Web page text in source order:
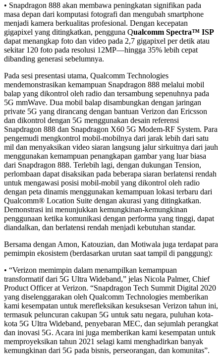
• Snapdragon 888 akan membawa peningkatan signifikan pada
masa depan dari komputasi fotografi dan mengubah smartphone
menjadi kamera berkualitas profesional. Dengan kecepatan
gigapixel yang ditingkatkan, pengguna Qualcomm Spectra™ ISP
dapat menangkap foto dan video pada 2,7 gigapixel per detik atau
sekitar 120 foto pada resolusi 12MP—hingga 35% lebih cepat
dibanding generasi sebelumnya.
Pada sesi presentasi utama, Qualcomm Technologies
mendemonstrasikan kemampuan Snapdragon 888 melalui mobil
balap yang dikontrol oleh radio dan tersambung sepenuhnya pada
5G mmWave. Dua mobil balap disambungkan dengan jaringan
private 5G yang dirancang dengan bantuan Verizon dan Ericsson
dan dikontrol dengan 5G menggunakan desain referensi
Snapdragon 888 dan Snapdragon X60 5G Modem-RF System. Para
pengemudi mengkontrol mobil-mobilnya dari jarak lebih dari satu
mil dan menyaksikan video siaran langsung jalur sirkuitnya dari jauh
menggunakan kemampuan penangkapan gambar yang luar biasa
dari Snapdragon 888. Terlebih lagi, dengan dukungan Tension,
perlombaan dapat disaksikan pada beberapa siaran berlatensi rendah
untuk mengawasi posisi mobil-mobil yang dikontrol oleh radio
dengan peta dinamis menggunakan kemampuan lokasi terbaru dari
Qualcomm® Location Suite dengan akurasi yang ditingkatkan.
Demonstrasi ini menunjukkan kemungkinan-kemungkinan
penggunaan ketika komunikasi dengan performa yang tinggi, dapat
diandalkan, dan berlatensi rendah menjadi kebutuhan standar.
Bersama dengan Amon, Katouzian, dan Motiwala juga terdapat para
pemimpin ekosistem (berdasarkan urutan saat tampil di panggung):
• “Verizon memimpin dalam menampilkan kemampuan
transformatif dari 5G Ultra Wideband,” jelas Nicola Palmer, Chief
Product Officer at Verizon. “Snapdragon Tech Summit Digital 2020
yang diselenggarakan oleh Qualcomm Technologies memberikan
kami kesempatan untuk merefleksikan kesuksesan Verizon tahun ini,
termasuk peluncuran cakupan 5G untuk satu negara, puluhan kota-
kota 5G Ultra Wideband, penyebaran MEC, dan sejumlah perangkat
dan inovasi 5G. Acara ini juga memberikan kami kesempatan untuk
memproyeksikan tahun 2021 selagi kami menghadirkan banyak
kemungkinan dari 5G pada bisnis, perseorangan, dan komunitas”.